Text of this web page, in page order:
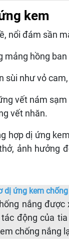
kem
nổi đám sần
mảng hồng
sùi như vỏ
vết nám
vết nhăn.
hợp dị ứng
ảnh hưởng
dị ứng kem
nắng
động của
chống nắng